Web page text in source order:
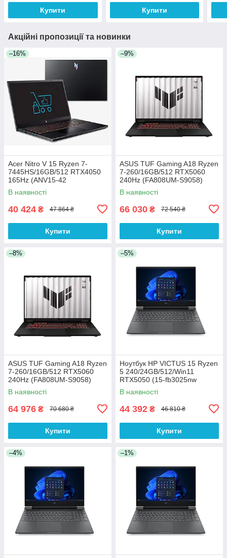
Купити Купити
Акційні пропозиції та новинки
–16%
Acer Nitro V 15 Ryzen 7-
7445HS/16GB/512 RTX4050
165Hz (ANV15-42
NH.U5PEP.003)
В наявності
40 424 ₴ 47 864 ₴
Купити
–9%
ASUS TUF Gaming A18 Ryzen
7-260/16GB/512 RTX5060
240Hz (FA808UM-S9058)
В наявності
66 030 ₴ 72 540 ₴
Купити
–8%
ASUS TUF Gaming A18 Ryzen
7-260/16GB/512 RTX5060
240Hz (FA808UM-S9058)
В наявності
64 976 ₴ 70 680 ₴
Купити
–5%
Ноутбук HP VICTUS 15 Ryzen
5 240/24GB/512/Win11
RTX5050 (15-fb3025nw
(C38YWEA))
В наявності
44 392 ₴ 46 810 ₴
Купити
–4% –1%